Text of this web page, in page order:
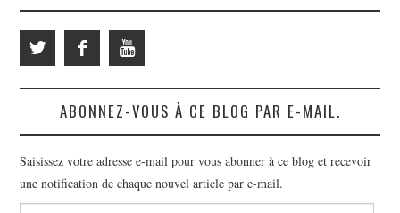
ABONNEZ-VOUS À CE BLOG PAR E-MAIL.
Saisissez votre adresse e-mail pour vous abonner à ce blog et recevoir
une notification de chaque nouvel article par e-mail.